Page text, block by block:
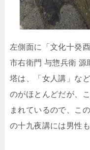
左側面に「文化十癸
市右衛門 与惣兵衛 源
塔は、「女人講」な
のがほとんどだが、
まれているので、こ
の十九夜講には男性